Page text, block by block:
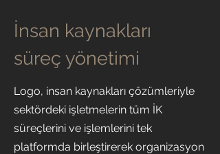
İnsan kaynakları
süreç yönetimi
Logo, insan kaynakları çözümleriyle
sektördeki işletmelerin tüm İK
süreçlerini ve işlemlerini tek
platformda birleştirerek organizasyon